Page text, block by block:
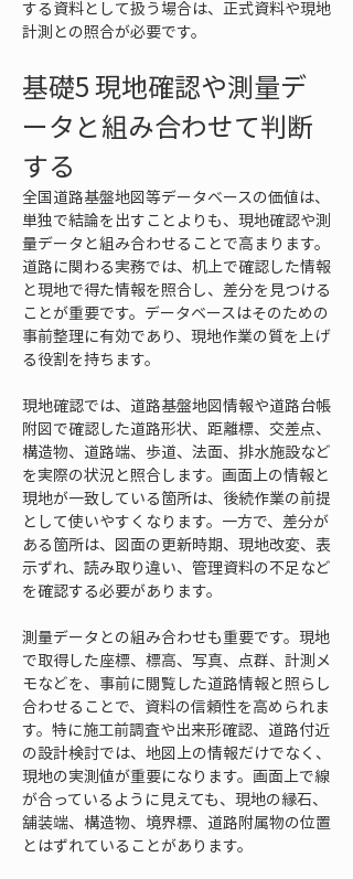
する資料として扱う場合は、正式資料や現地
計測との照合が必要です。
基礎5 現地確認や測量デ
ータと組み合わせて判断
する
全国道路基盤地図等データベースの価値は、
単独で結論を出すことよりも、現地確認や測
量データと組み合わせることで高まります。
道路に関わる実務では、机上で確認した情報
と現地で得た情報を照合し、差分を見つける
ことが重要です。データベースはそのための
事前整理に有効であり、現地作業の質を上げ
る役割を持ちます。
現地確認では、道路基盤地図情報や道路台帳
附図で確認した道路形状、距離標、交差点、
構造物、道路端、歩道、法面、排水施設など
を実際の状況と照合します。画面上の情報と
現地が一致している箇所は、後続作業の前提
として使いやすくなります。一方で、差分が
ある箇所は、図面の更新時期、現地改変、表
示ずれ、読み取り違い、管理資料の不足など
を確認する必要があります。
測量データとの組み合わせも重要です。現地
で取得した座標、標高、写真、点群、計測メ
モなどを、事前に閲覧した道路情報と照らし
合わせることで、資料の信頼性を高められま
す。特に施工前調査や出来形確認、道路付近
の設計検討では、地図上の情報だけでなく、
現地の実測値が重要になります。画面上で線
が合っているように見えても、現地の縁石、
舗装端、構造物、境界標、道路附属物の位置
とはずれていることがあります。